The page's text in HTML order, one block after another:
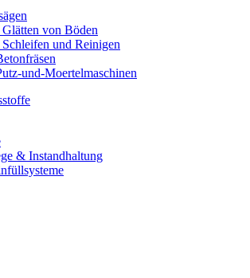
von Böden
und Reinigen
und-Moertelmaschinen
& Instandhaltung